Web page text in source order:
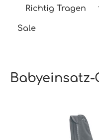
Richtig Tragen
Sale